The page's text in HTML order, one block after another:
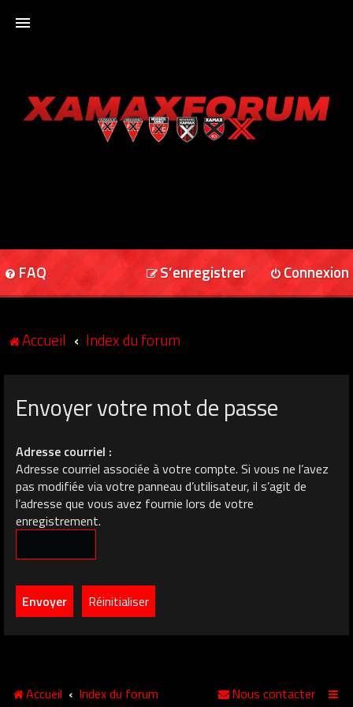
XAMAXFORUM
FAQ Connexion
S’enregistrer
Accueil Index du forum
Envoyer votre mot de passe
Adresse courriel :
Adresse courriel associée à votre compte. Si vous ne l’avez
pas modifiée via votre panneau d’utilisateur, il s’agit de
l’adresse que vous avez fournie lors de votre
enregistrement.
Accueil Index du forum Nous contacter